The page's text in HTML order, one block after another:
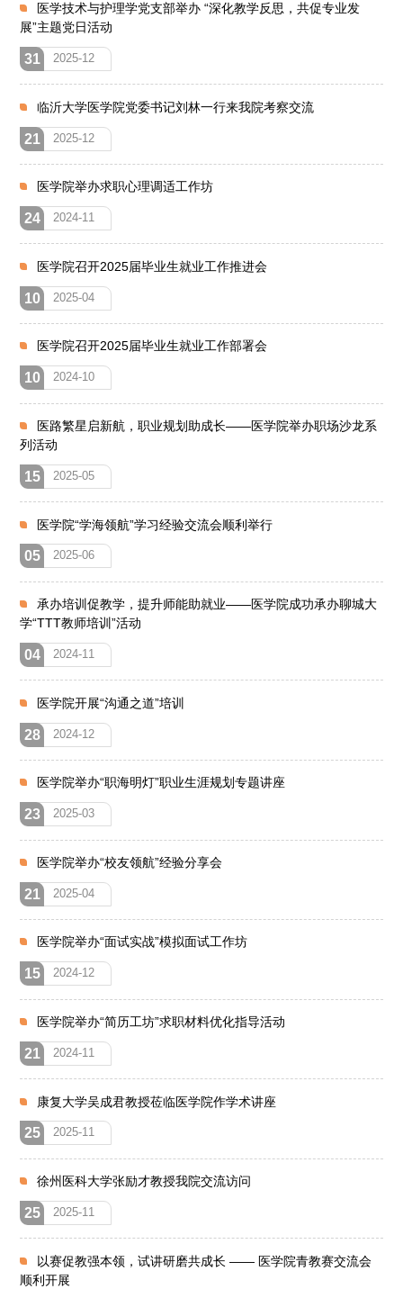
医学技术与护理学党支部举办 “深化教学反思，共促专业发
展”主题党日活动
31 2025-12
临沂大学医学院党委书记刘林一行来我院考察交流
21 2025-12
医学院举办求职心理调适工作坊
24 2024-11
医学院召开2025届毕业生就业工作推进会
10 2025-04
医学院召开2025届毕业生就业工作部署会
10 2024-10
医路繁星启新航，职业规划助成长——医学院举办职场沙龙系
列活动
15 2025-05
医学院“学海领航”学习经验交流会顺利举行
05 2025-06
承办培训促教学，提升师能助就业——医学院成功承办聊城大
学“TTT教师培训”活动
04 2024-11
医学院开展“沟通之道”培训
28 2024-12
医学院举办“职海明灯”职业生涯规划专题讲座
23 2025-03
医学院举办“校友领航”经验分享会
21 2025-04
医学院举办“面试实战”模拟面试工作坊
15 2024-12
医学院举办“简历工坊”求职材料优化指导活动
21 2024-11
康复大学吴成君教授莅临医学院作学术讲座
25 2025-11
徐州医科大学张励才教授我院交流访问
25 2025-11
以赛促教强本领，试讲研磨共成长 —— 医学院青教赛交流会
顺利开展